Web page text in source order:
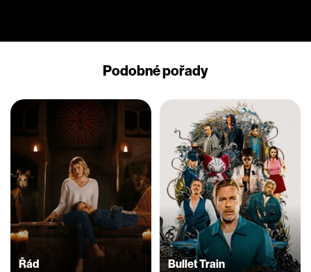
Podobné pořady
Řád Bullet Train